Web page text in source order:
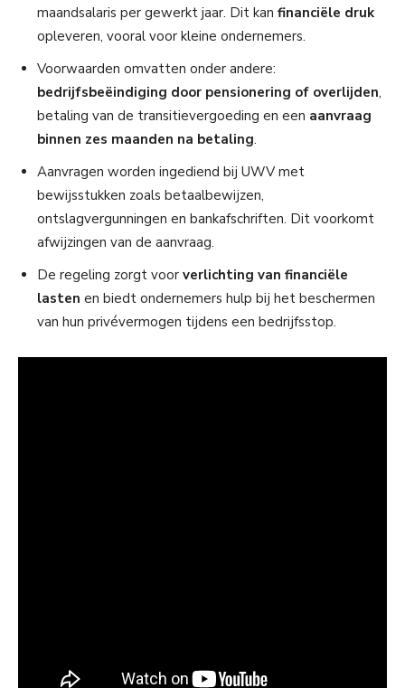
maandsalaris per gewerkt jaar. Dit kan financiële druk
opleveren, vooral voor kleine ondernemers.
Voorwaarden omvatten onder andere:
bedrijfsbeëindiging door pensionering of overlijden,
betaling van de transitievergoeding en een aanvraag
binnen zes maanden na betaling.
Aanvragen worden ingediend bij UWV met
bewijsstukken zoals betaalbewijzen,
ontslagvergunningen en bankafschriften. Dit voorkomt
afwijzingen van de aanvraag.
De regeling zorgt voor verlichting van financiële
lasten en biedt ondernemers hulp bij het beschermen
van hun privévermogen tijdens een bedrijfsstop.